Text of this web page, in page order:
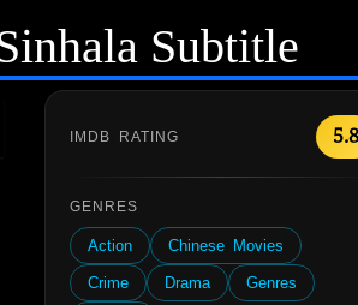
Subtitle
IMDB RATING 5.8
GENRES
Action
Chinese Movies
Crime
Drama
Genres